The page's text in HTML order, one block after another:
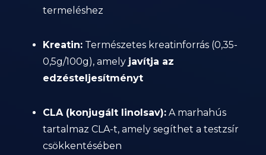
termeléshez
Kreatin: Természetes kreatinforrás (0,35-
0,5g/100g), amely javítja az
edzésteljesítményt
CLA (konjugált linolsav): A marhahús
tartalmaz CLA-t, amely segíthet a testzsír
csökkentésében